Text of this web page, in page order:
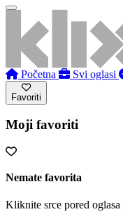
Početna Svi oglasi
Favoriti
Moji favoriti
Nemate favorita
Kliknite srce pored